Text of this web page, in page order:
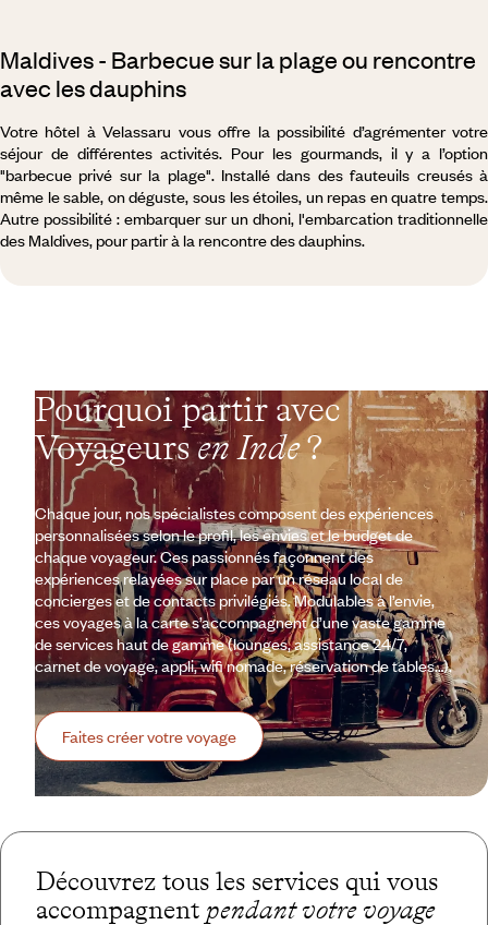
Maldives - Barbecue sur la plage ou rencontre
avec les dauphins
Votre hôtel à Velassaru vous offre la possibilité d’agrémenter votre
séjour de différentes activités. Pour les gourmands, il y a l’option
"barbecue privé sur la plage". Installé dans des fauteuils creusés à
même le sable, on déguste, sous les étoiles, un repas en quatre temps.
Autre possibilité : embarquer sur un dhoni, l'embarcation traditionnelle
des Maldives, pour partir à la rencontre des dauphins.
Pourquoi partir avec
Voyageursen Inde?
Chaque jour, nos spécialistes composent des expériences
personnalisées selon le profil, les envies et le budget de
chaque voyageur. Ces passionnés façonnent des
expériences relayées sur place par un réseau local de
concierges et de contacts privilégiés. Modulables à l’envie,
ces voyages à la carte s’accompagnent d’une vaste gamme
de services haut de gamme (lounges, assistance 24/7,
carnet de voyage, appli, wifi nomade, réservation de tables…).
Faites créer votre voyage
Découvrez tous les services qui vous
accompagnent pendant votre voyage